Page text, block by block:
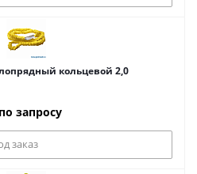
кольцевой 2,0
запросу
заказ